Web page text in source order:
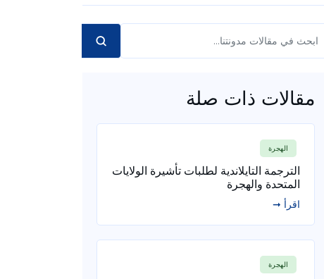
مقالات ذات صلة
الهجرة
الترجمة التايلاندية لطلبات تأشيرة الولايات
المتحدة والهجرة
اقرأ ➞
الهجرة